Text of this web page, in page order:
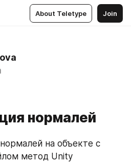
About Teletype Join
нормалей
на объекте с
метод Unity